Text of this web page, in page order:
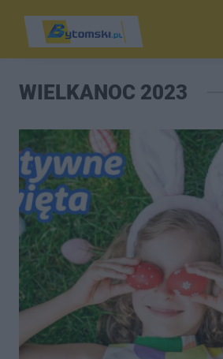
WIELKANOC 2023